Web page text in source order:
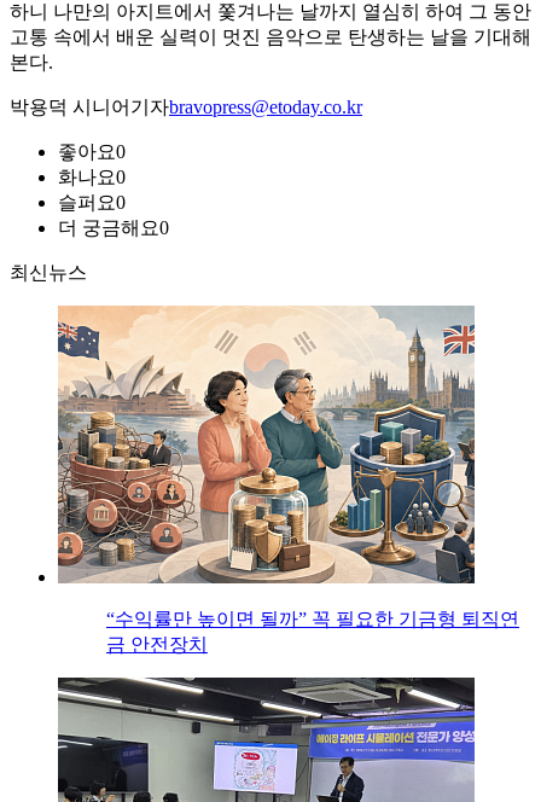
하니 나만의 아지트에서 쫓겨나는 날까지 열심히 하여 그 동안
고통 속에서 배운 실력이 멋진 음악으로 탄생하는 날을 기대해
본다.
박용덕 시니어기자bravopress@etoday.co.kr
좋아요0
화나요0
슬퍼요0
더 궁금해요0
최신뉴스
“수익률만 높이면 될까” 꼭 필요한 기금형 퇴직연
금 안전장치